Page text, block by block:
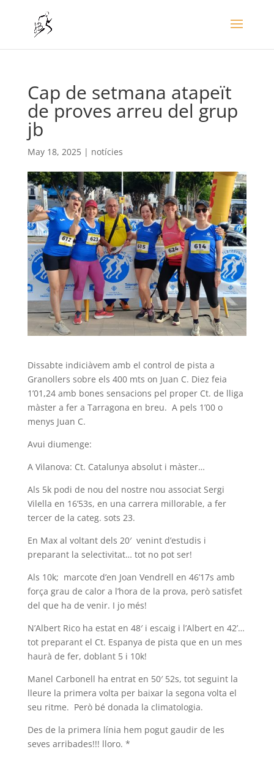
Cap de setmana atapeït
de proves arreu del grup
jb
May 18, 2025| notícies
Dissabte indiciàvem amb el control de pista a
Granollers sobre els 400 mts on Juan C. Diez feia
1’01,24 amb bones sensacions pel proper Ct. de lliga
màster a fer a Tarragona en breu. A pels 1’00 o
menys Juan C.
Avui diumenge:
A Vilanova: Ct. Catalunya absolut i màster…
Als 5k podi de nou del nostre nou associat Sergi
Vilella en 16’53s, en una carrera millorable, a fer
tercer de la categ. sots 23.
En Max al voltant dels 20′ venint d’estudis i
preparant la selectivitat… tot no pot ser!
Als 10k; marcote d’en Joan Vendrell en 46’17s amb
força grau de calor a l’hora de la prova, però satisfet
del que ha de venir. I jo més!
N’Albert Rico ha estat en 48′ i escaig i l’Albert en 42’…
tot preparant el Ct. Espanya de pista que en un mes
haurà de fer, doblant 5 i 10k!
Manel Carbonell ha entrat en 50′ 52s, tot seguint la
lleure la primera volta per baixar la segona volta el
seu ritme. Però bé donada la climatologia.
Des de la primera línia hem pogut gaudir de les
seves arribades!!! lloro. *